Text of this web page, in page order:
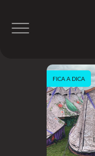
FICA A DICA